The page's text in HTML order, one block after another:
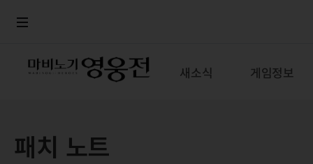
새소식 게임정보
패치 노트